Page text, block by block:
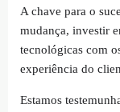
A chave para o
mudança, investir
tecnológicas com
experiência do
Estamos